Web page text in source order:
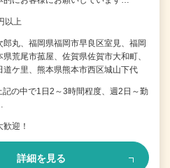
以上
丸、福岡県福岡市早良区室見、福岡
荒尾市菰屋、佐賀県佐賀市大和町、
道ケ里、熊本県熊本市西区城山下代
の中で1日2～3時間程度、週2日～勤
迎！
詳細を見る